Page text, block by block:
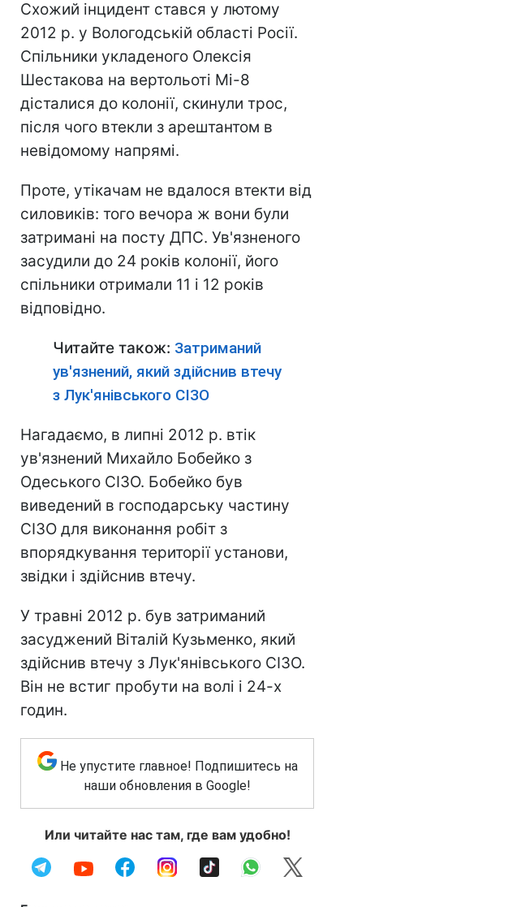
Схожий інцидент стався у лютому
2012 р. у Вологодській області Росії.
Спільники укладеного Олексія
Шестакова на вертольоті Мі-8
дісталися до колонії, скинули трос,
після чого втекли з арештантом в
невідомому напрямі.
Проте, утікачам не вдалося втекти від
силовиків: того вечора ж вони були
затримані на посту ДПС. Ув'язненого
засудили до 24 років колонії, його
спільники отримали 11 і 12 років
відповідно.
Читайте також: Затриманий
ув'язнений, який здійснив втечу
з Лук'янівського СІЗО
Нагадаємо, в липні 2012 р. втік
ув'язнений Михайло Бобейко з
Одеського СІЗО. Бобейко був
виведений в господарську частину
СІЗО для виконання робіт з
впорядкування території установи,
звідки і здійснив втечу.
У травні 2012 р. був затриманий
засуджений Віталій Кузьменко, який
здійснив втечу з Лук'янівського СІЗО.
Він не встиг пробути на волі і 24-х
годин.
Не упустите главное! Подпишитесь на
наши обновления в Google!
Или читайте нас там, где вам удобно!